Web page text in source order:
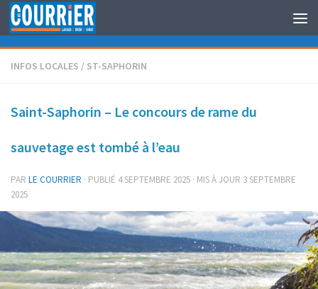
Au dessous du contenu
INFOS LOCALES / ST-SAPHORIN
Saint-Saphorin – Le concours de rame du
sauvetage est tombé à l’eau
PAR LE COURRIER · PUBLIÉ 4 SEPTEMBRE 2025 · MIS À JOUR 3 SEPTEMBRE
2025